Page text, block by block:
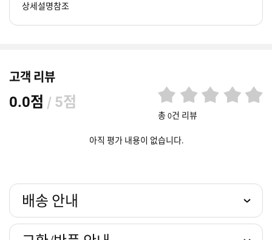
상세설명참조
고객 리뷰
0.0점 / 5점
총 0건 리뷰
아직 평가 내용이 없습니다.
배송 안내